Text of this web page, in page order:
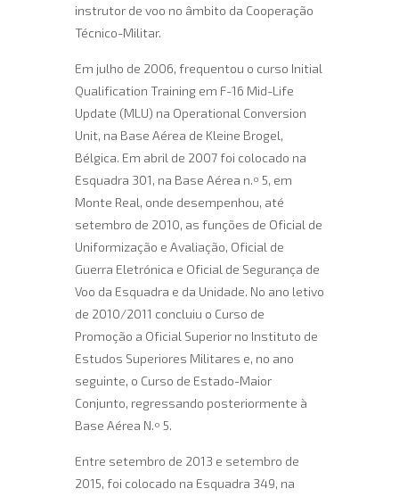
instrutor de voo no âmbito da Cooperação
Técnico-Militar.
Em julho de 2006, frequentou o curso Initial
Qualification Training em F-16 Mid-Life
Update (MLU) na Operational Conversion
Unit, na Base Aérea de Kleine Brogel,
Bélgica. Em abril de 2007 foi colocado na
Esquadra 301, na Base Aérea n.º 5, em
Monte Real, onde desempenhou, até
setembro de 2010, as funções de Oficial de
Uniformização e Avaliação, Oficial de
Guerra Eletrónica e Oficial de Segurança de
Voo da Esquadra e da Unidade. No ano letivo
de 2010/2011 concluiu o Curso de
Promoção a Oficial Superior no Instituto de
Estudos Superiores Militares e, no ano
seguinte, o Curso de Estado-Maior
Conjunto, regressando posteriormente à
Base Aérea N.º 5.
Entre setembro de 2013 e setembro de
2015, foi colocado na Esquadra 349, na